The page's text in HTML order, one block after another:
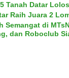
Tanah Datar
Raih Juara 2
Semangat di
dan Roboclub